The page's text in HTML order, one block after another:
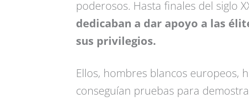
poderosos. Hasta finales del siglo
dedicaban a dar apoyo a las
sus privilegios.
Ellos, hombres blancos europeos,
conseguían pruebas para